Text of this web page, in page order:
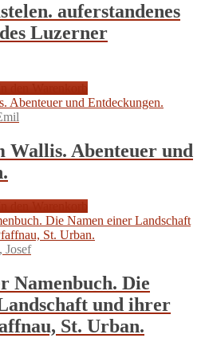
auferstandenes
Luzerner
Wallis. Abenteuer und
Josef
Namenbuch. Die
und ihrer
St. Urban.